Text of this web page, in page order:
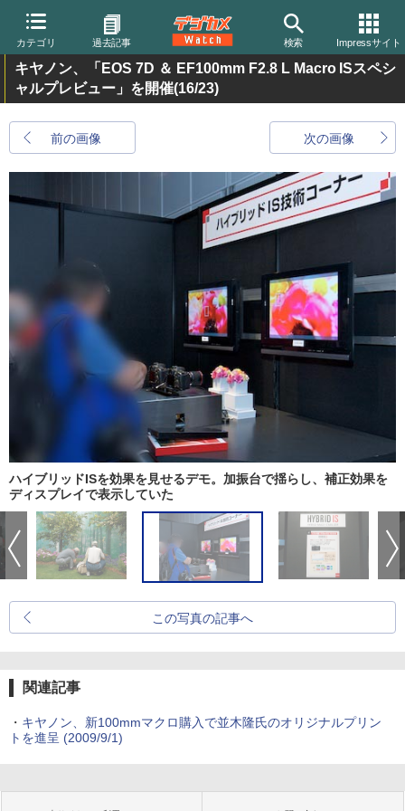
カテゴリ 過去記事 検索 Impressサイト
キヤノン、「EOS 7D ＆ EF100mm F2.8 L Macro ISスペシ
ャルプレビュー」を開催(16/23)
前の画像 次の画像
ハイブリッドISを効果を見せるデモ。加振台で揺らし、補正効果を
ディスプレイで表示していた
この写真の記事へ
関連記事
・ キヤノン、新100mmマクロ購入で並木隆氏のオリジナルプリン
トを進呈 (2009/9/1)